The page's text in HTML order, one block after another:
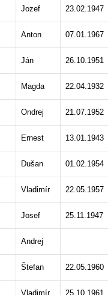
Jozef 23.02.1947
Anton 07.01.1967
Ján 26.10.1951
Magda 22.04.1932
Ondrej 21.07.1952
Ernest 13.01.1943
Dušan 01.02.1954
Vladimír 22.05.1957
Josef 25.11.1947
Andrej
Štefan 22.05.1960
Vladimír 25.10.1961